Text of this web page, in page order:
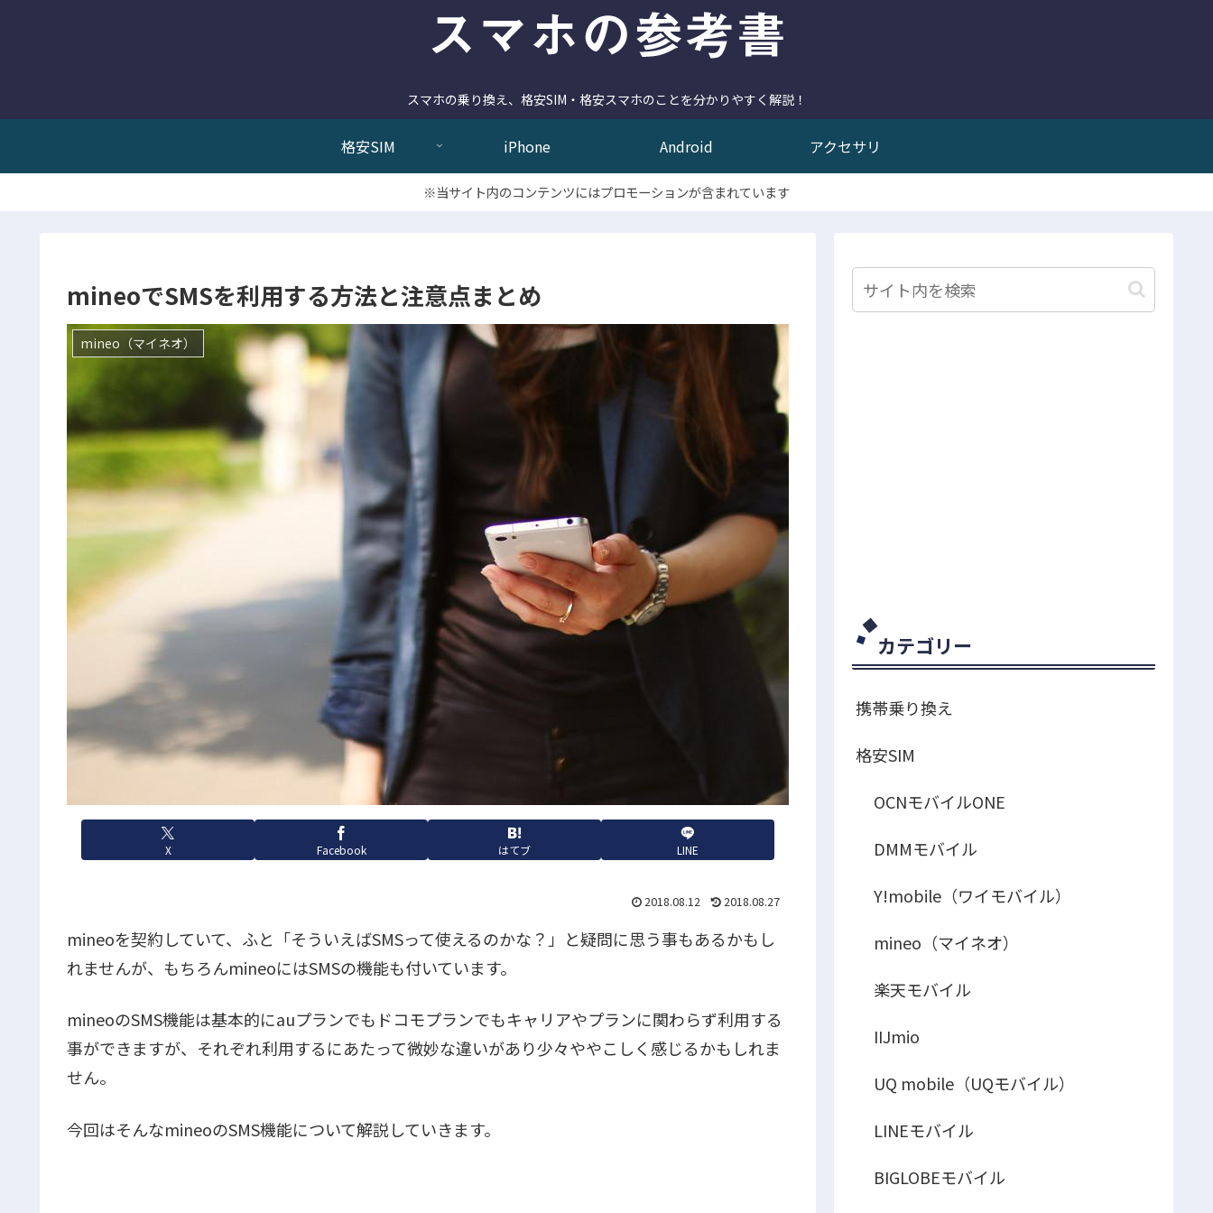
スマホの乗り換え、格安SIM・格安スマホのことを分かりやすく解説！
格安SIM iPhone Android アクセサリ
※当サイト内のコンテンツにはプロモーションが含まれています
mineoでSMSを利用する方法と注意点まとめ
mineo（マイネオ）
X Facebook はてブ LINE
2018.08.12 2018.08.27
mineoを契約していて、ふと「そういえばSMSって使えるのかな？」と疑問に思う事もあるかもし
れませんが、もちろんmineoにはSMSの機能も付いています。
mineoのSMS機能は基本的にauプランでもドコモプランでもキャリアやプランに関わらず利用する
事ができますが、それぞれ利用するにあたって微妙な違いがあり少々ややこしく感じるかもしれま
せん。
今回はそんなmineoのSMS機能について解説していきます。
カテゴリー
携帯乗り換え
格安SIM
OCNモバイルONE
DMMモバイル
Y!mobile（ワイモバイル）
mineo（マイネオ）
楽天モバイル
IIJmio
UQ mobile（UQモバイル）
LINEモバイル
BIGLOBEモバイル